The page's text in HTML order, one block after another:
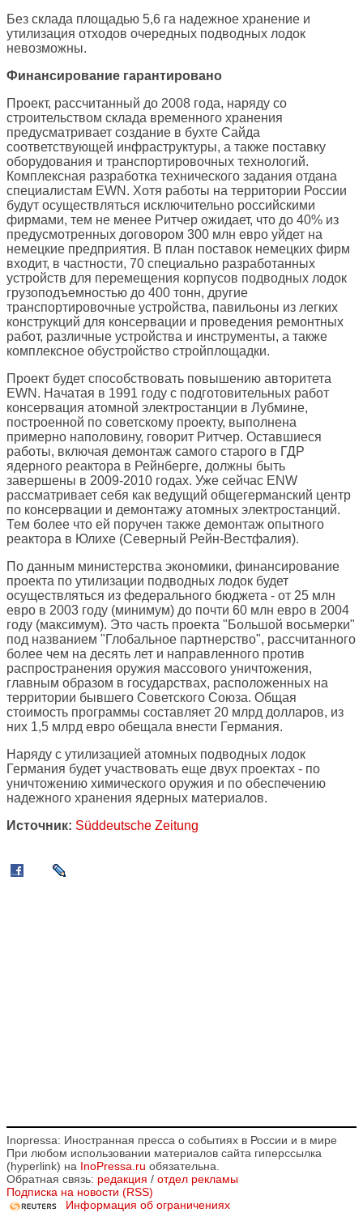
Без склада площадью 5,6 га надежное хранение и
утилизация отходов очередных подводных лодок
невозможны.
Финансирование гарантировано
Проект, рассчитанный до 2008 года, наряду со
строительством склада временного хранения
предусматривает создание в бухте Сайда
соответствующей инфраструктуры, а также поставку
оборудования и транспортировочных технологий.
Комплексная разработка технического задания отдана
специалистам EWN. Хотя работы на территории России
будут осуществляться исключительно российскими
фирмами, тем не менее Ритчер ожидает, что до 40% из
предусмотренных договором 300 млн евро уйдет на
немецкие предприятия. В план поставок немецких фирм
входит, в частности, 70 специально разработанных
устройств для перемещения корпусов подводных лодок
грузоподъемностью до 400 тонн, другие
транспортировочные устройства, павильоны из легких
конструкций для консервации и проведения ремонтных
работ, различные устройства и инструменты, а также
комплексное обустройство стройплощадки.
Проект будет способствовать повышению авторитета
EWN. Начатая в 1991 году с подготовительных работ
консервация атомной электростанции в Лубмине,
построенной по советскому проекту, выполнена
примерно наполовину, говорит Ритчер. Оставшиеся
работы, включая демонтаж самого старого в ГДР
ядерного реактора в Рейнберге, должны быть
завершены в 2009-2010 годах. Уже сейчас ENW
рассматривает себя как ведущий общегерманский центр
по консервации и демонтажу атомных электростанций.
Тем более что ей поручен также демонтаж опытного
реактора в Юлихе (Северный Рейн-Вестфалия).
По данным министерства экономики, финансирование
проекта по утилизации подводных лодок будет
осуществляться из федерального бюджета - от 25 млн
евро в 2003 году (минимум) до почти 60 млн евро в 2004
году (максимум). Это часть проекта "Большой восьмерки"
под названием "Глобальное партнерство", рассчитанного
более чем на десять лет и направленного против
распространения оружия массового уничтожения,
главным образом в государствах, расположенных на
территории бывшего Советского Союза. Общая
стоимость программы составляет 20 млрд долларов, из
них 1,5 млрд евро обещала внести Германия.
Наряду с утилизацией атомных подводных лодок
Германия будет участвовать еще двух проектах - по
уничтожению химического оружия и по обеспечению
надежного хранения ядерных материалов.
Источник: Süddeutsche Zeitung
Inopressa: Иностранная пресса о событиях в России и в мире
При любом использовании материалов сайта гиперссылка
(hyperlink) на InoPressa.ru обязательна.
Обратная связь: редакция / отдел рекламы
Подписка на новости (RSS)
Информация об ограничениях